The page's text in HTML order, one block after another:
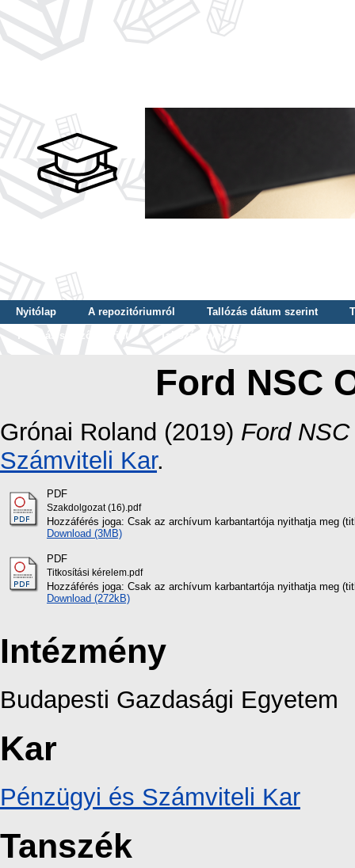
Nyitólap A repozitóriumról Tallózás dátum szerint
Tallózás szerző szerint
Tallózás nyelv szerint
Ford NSC
Grónai Roland (2019) Ford
Számviteli Kar.
PDF
Szakdolgozat (16).pdf
Hozzáférés joga: Csak az archívum karbantartója nyithatja meg
Download (3MB)
PDF
Titkosítási kérelem.pdf
Hozzáférés joga: Csak az archívum karbantartója nyithatja meg
Download (272kB)
Intézmény
Budapesti Gazdasági Egyetem
Kar
Pénzügyi és Számviteli Kar
Tanszék